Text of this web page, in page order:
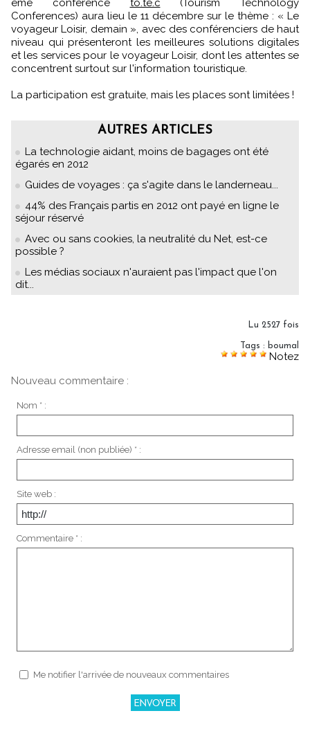
ème conférence to.te.c (Tourism Technology
Conferences) aura lieu le 11 décembre sur le thème : « Le
voyageur Loisir, demain », avec des conférenciers de haut
niveau qui présenteront les meilleures solutions digitales
et les services pour le voyageur Loisir, dont les attentes se
concentrent surtout sur l'information touristique.
La participation est gratuite, mais les places sont limitées !
AUTRES ARTICLES
La technologie aidant, moins de bagages ont été
égarés en 2012
Guides de voyages : ça s'agite dans le landerneau...
44% des Français partis en 2012 ont payé en ligne le
séjour réservé
Avec ou sans cookies, la neutralité du Net, est-ce
possible ?
Les médias sociaux n'auraient pas l'impact que l'on
dit...
Lu 2527 fois
Tags : boumal
Notez
Nouveau commentaire :
Nom * :
Adresse email (non publiée) * :
Site web :
Commentaire * :
Me notifier l'arrivée de nouveaux commentaires